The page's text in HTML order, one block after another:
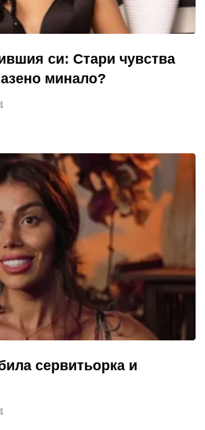
си: Стари чувства
минало?
сервитьорка и